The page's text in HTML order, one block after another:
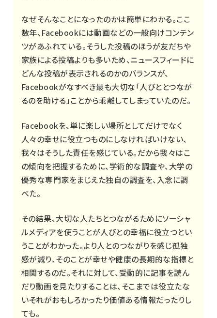
なぜそんなことになったのかは簡単にわかる。ここ
数年、Facebookには動画などの一般向けコンテン
ツがあふれている。そうした投稿のほうが友だちや
家族による投稿よりも多いため、ニュースフィードに
どんな投稿が表示されるのかのバランスが、
Facebookがなすべき最も大切な「人びととつなが
るのを助ける」ことから乖離してしまっていたのだ。
Facebookを、単に楽しい場所としてだけでなく
人々の幸せに役立つものにしなければいけない、
我々はそうした責任を感じている。だから我々はこ
の傾向を把握するために、学術的な調査や、大学の
優秀な専門家をまじえた独自の調査を、入念に調
べた。
その結果、大切な人たちとつながるためにソーシャ
ルメディアを使うことが人びとの幸福に役立つとい
うことがわかった。より人とのつながりを感じ孤独
感が減り、そのことが幸せや健康の長期的な指標と
相関するのだ。それに対して、受動的に記事を読ん
だり動画を見たりすることは、そこまでは役立たな
い――それがおもしろかったり価値ある情報だったりし
ても。